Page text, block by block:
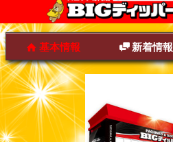
基本情報 新着情報